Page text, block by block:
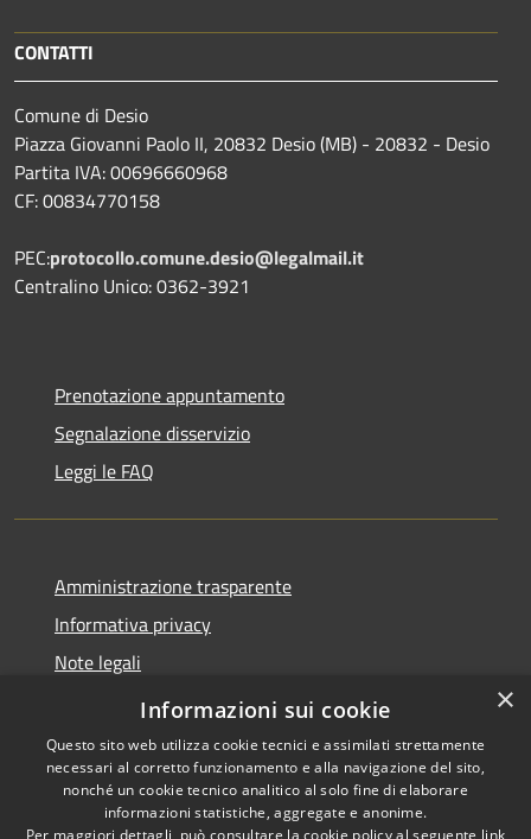
CONTATTI
Comune di Desio
Piazza Giovanni Paolo II, 20832 Desio (MB) - 20832 - Desio
Partita IVA: 00696660968
CF: 00834770158
PEC:protocollo.comune.desio@legalmail.it
Centralino Unico: 0362-3921
Prenotazione appuntamento
Segnalazione disservizio
Leggi le FAQ
Amministrazione trasparente
Informativa privacy
Note legali
Dichiarazione di accessibilità
Copyright © 2026 • Comune di
×
Informazioni sui cookie
Questo sito web utilizza cookie tecnici e assimilati strettamente
necessari al corretto funzionamento e alla navigazione del sito,
nonché un cookie tecnico analitico al solo fine di elaborare
informazioni statistiche, aggregate e anonime.
Per maggiori dettagli, può consultare la cookie policy al seguente link